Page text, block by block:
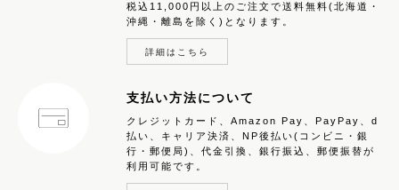
税込11,000円以上のご注文で送料無料(北海道・
沖縄・離島を除く)となります。
詳細はこちら
支払い方法について
クレジットカード、Amazon Pay、PayPay、d
払い、キャリア決済、NP後払い(コンビニ・銀
行・郵便局)、代金引換、銀行振込、郵便振替が
利用可能です。